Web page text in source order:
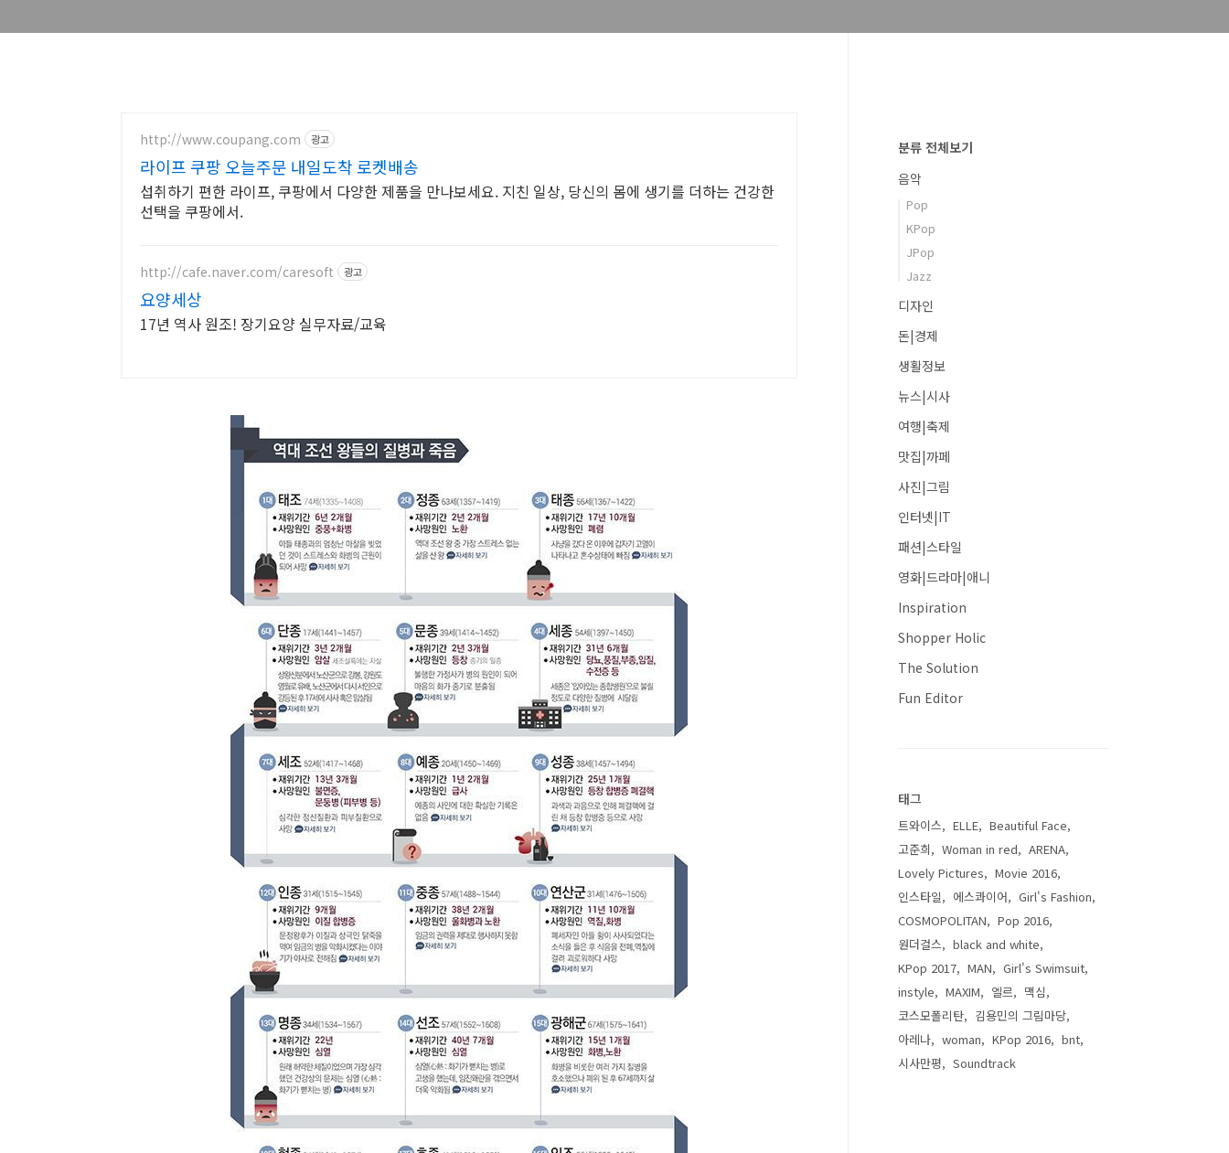
http://www.coupang.com 광고
라이프 쿠팡 오늘주문 내일도착 로켓배송
섭취하기 편한 라이프, 쿠팡에서 다양한 제품을 만나보세요. 지친 일상, 당신의 몸에 생기를 더하는 건강한
선택을 쿠팡에서.
http://cafe.naver.com/caresoft 광고
요양세상
17년 역사 원조! 장기요양 실무자료/교육
분류 전체보기
음악
Pop
KPop
JPop
Jazz
디자인
돈|경제
생활정보
뉴스|시사
여행|축제
맛집|까페
사진|그림
인터넷|IT
패션|스타일
영화|드라마|애니
Inspiration
Shopper Holic
The Solution
Fun Editor
태그
트와이스 ELLE
Beautiful Face
고준희
Woman in red
ARENA
Lovely Pictures
Movie 2016
인스타일
에스콰이어
Girl's Fashion
COSMOPOLITAN
Pop 2016
원더걸스
black and white
KPop 2017
MAN
Girl's Swimsuit
instyle
MAXIM 엘르
맥심
코스모폴리탄
김용민의 그림마당
아레나
woman KPop 2016
bnt
시사만평
Soundtrack